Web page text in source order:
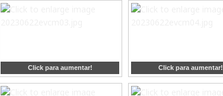
Click para aumentar! Click para aumentar!